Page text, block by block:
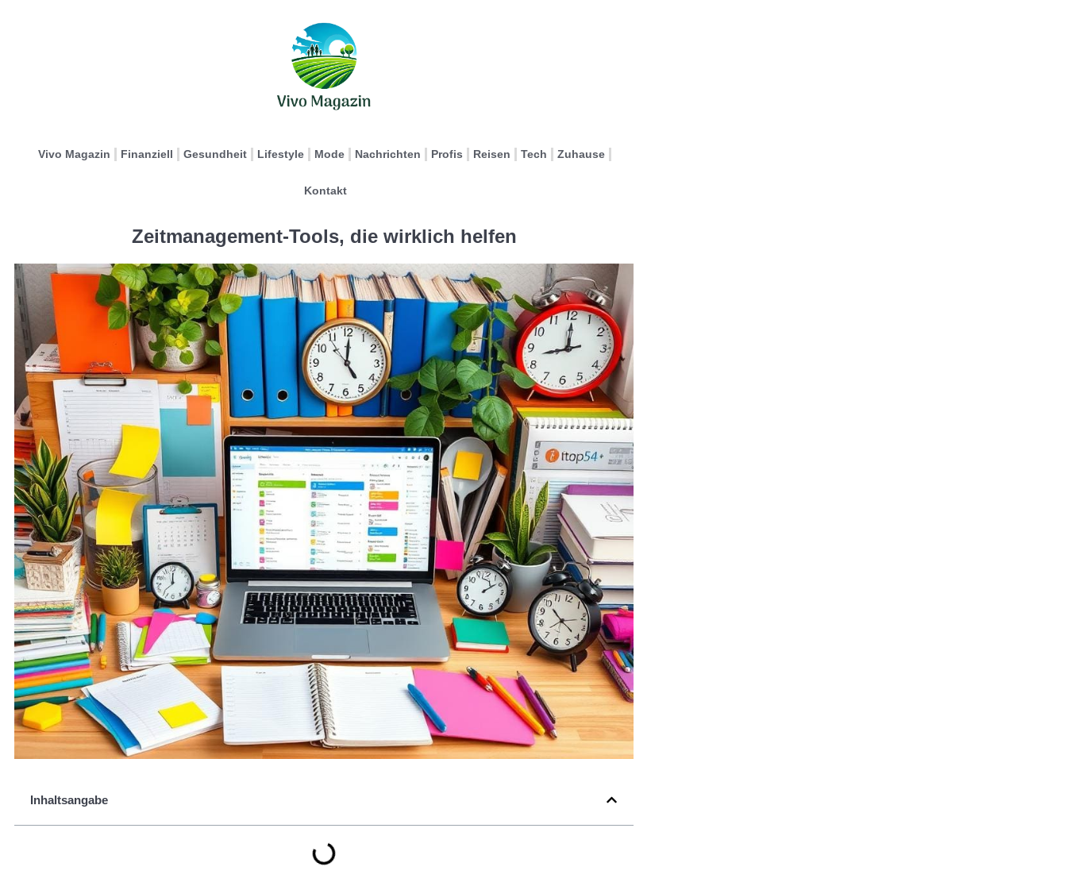
Vivo Magazin Finanziell Gesundheit Lifestyle Mode Nachrichten Profis Reisen Tech Zuhause
Kontakt
Zeitmanagement-Tools, die wirklich helfen
Inhaltsangabe